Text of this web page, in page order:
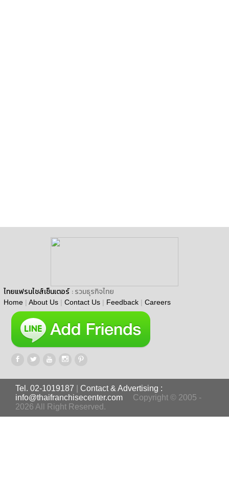
ไทยแฟรนไชส์เซ็นเตอร์ : รวมธุรกิจไทย
Home | About Us | Contact Us | Feedback | Careers
Tel. 02-1019187
Contact & Advertising :
info@thaifranchisecenter.com
Copyright © 2005 -
2026 All Right Reserved.